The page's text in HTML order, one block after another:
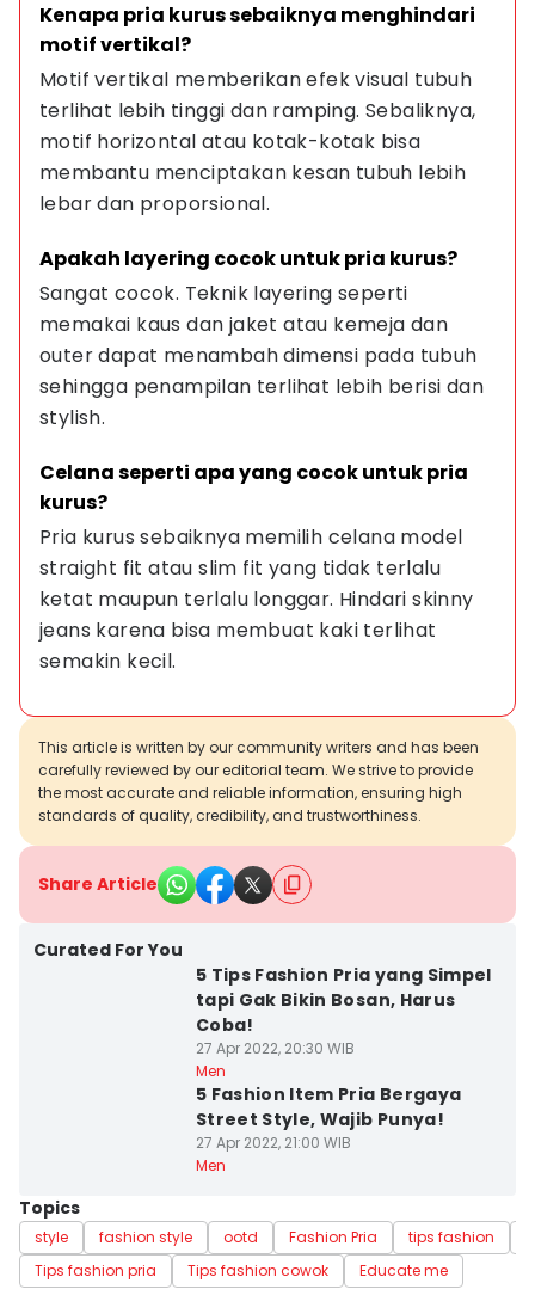
Kenapa pria kurus sebaiknya menghindari
motif vertikal?
Motif vertikal memberikan efek visual tubuh
terlihat lebih tinggi dan ramping. Sebaliknya,
motif horizontal atau kotak-kotak bisa
membantu menciptakan kesan tubuh lebih
lebar dan proporsional.
Apakah layering cocok untuk pria kurus?
Sangat cocok. Teknik layering seperti
memakai kaus dan jaket atau kemeja dan
outer dapat menambah dimensi pada tubuh
sehingga penampilan terlihat lebih berisi dan
stylish.
Celana seperti apa yang cocok untuk pria
kurus?
Pria kurus sebaiknya memilih celana model
straight fit atau slim fit yang tidak terlalu
ketat maupun terlalu longgar. Hindari skinny
jeans karena bisa membuat kaki terlihat
semakin kecil.
This article is written by our community writers and has been
carefully reviewed by our editorial team. We strive to provide
the most accurate and reliable information, ensuring high
standards of quality, credibility, and trustworthiness.
Share Article
Curated For You
5 Tips Fashion Pria yang Simpel
tapi Gak Bikin Bosan, Harus
Coba!
27 Apr 2022, 20:30 WIB
Men
5 Fashion Item Pria Bergaya
Street Style, Wajib Punya!
27 Apr 2022, 21:00 WIB
Men
Topics
style fashion style ootd Fashion Pria tips fashion
Tips fashion pria
Tips fashion cowok Educate me